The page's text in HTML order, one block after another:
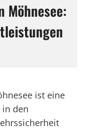
Möhnesee:
ist eine
in den